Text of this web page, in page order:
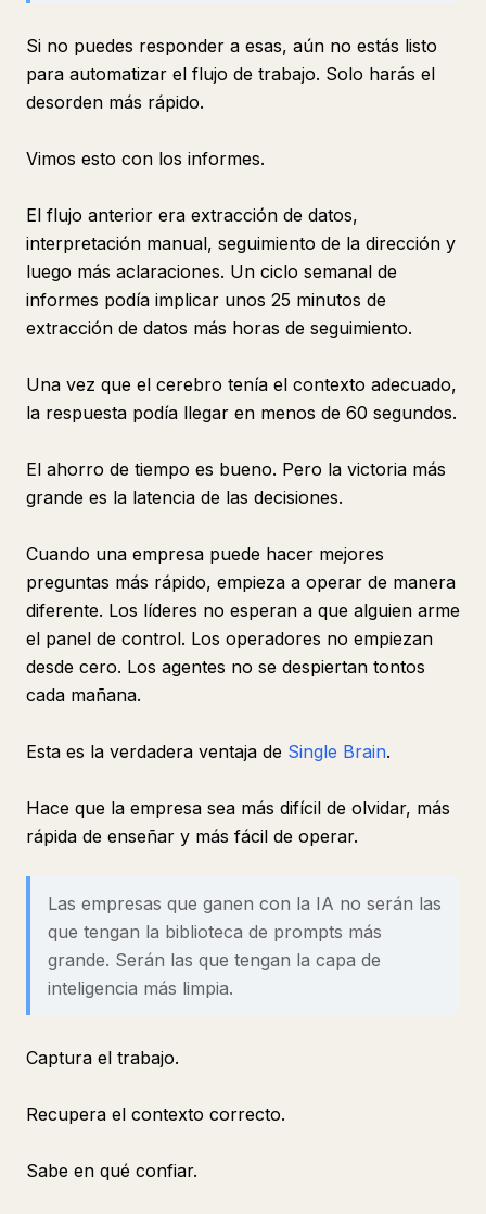
Si no puedes responder a esas, aún no estás listo
para automatizar el flujo de trabajo. Solo harás el
desorden más rápido.
Vimos esto con los informes.
El flujo anterior era extracción de datos,
interpretación manual, seguimiento de la dirección y
luego más aclaraciones. Un ciclo semanal de
informes podía implicar unos 25 minutos de
extracción de datos más horas de seguimiento.
Una vez que el cerebro tenía el contexto adecuado,
la respuesta podía llegar en menos de 60 segundos.
El ahorro de tiempo es bueno. Pero la victoria más
grande es la latencia de las decisiones.
Cuando una empresa puede hacer mejores
preguntas más rápido, empieza a operar de manera
diferente. Los líderes no esperan a que alguien arme
el panel de control. Los operadores no empiezan
desde cero. Los agentes no se despiertan tontos
cada mañana.
Esta es la verdadera ventaja de Single Brain.
Hace que la empresa sea más difícil de olvidar, más
rápida de enseñar y más fácil de operar.
Las empresas que ganen con la IA no serán las
que tengan la biblioteca de prompts más
grande. Serán las que tengan la capa de
inteligencia más limpia.
Captura el trabajo.
Recupera el contexto correcto.
Sabe en qué confiar.